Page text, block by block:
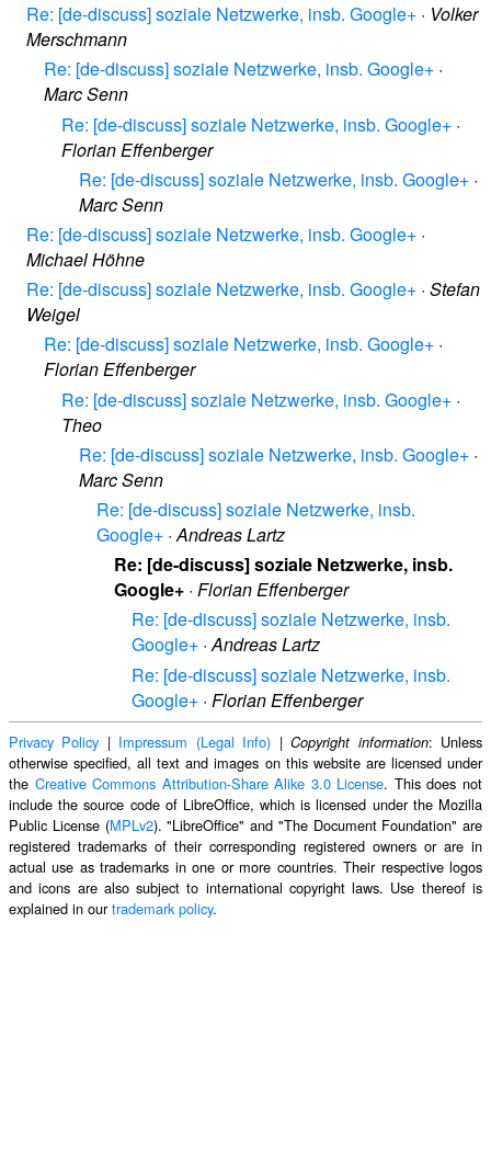
Re: [de-discuss] soziale Netzwerke, insb. Google+ · Volker
Merschmann
Re: [de-discuss] soziale Netzwerke, insb. Google+ ·
Marc Senn
Re: [de-discuss] soziale Netzwerke, insb. Google+ ·
Florian Effenberger
Re: [de-discuss] soziale Netzwerke, insb. Google+ ·
Marc Senn
Re: [de-discuss] soziale Netzwerke, insb. Google+ ·
Michael Höhne
Re: [de-discuss] soziale Netzwerke, insb. Google+ · Stefan
Weigel
Re: [de-discuss] soziale Netzwerke, insb. Google+ ·
Florian Effenberger
Re: [de-discuss] soziale Netzwerke, insb. Google+ ·
Theo
Re: [de-discuss] soziale Netzwerke, insb. Google+ ·
Marc Senn
Re: [de-discuss] soziale Netzwerke, insb.
Google+ ·Andreas Lartz
Re: [de-discuss] soziale Netzwerke, insb.
Google+ · Florian Effenberger
Re: [de-discuss] soziale Netzwerke, insb.
Google+ ·Andreas Lartz
Re: [de-discuss] soziale Netzwerke, insb.
Google+ · Florian Effenberger
Privacy Policy | Impressum (Legal Info) |Copyright information: Unless
otherwise specified, all text and images on this website are licensed under
the Creative Commons Attribution-Share Alike 3.0 License. This does not
include the source code of LibreOffice, which is licensed under the Mozilla
Public License (MPLv2). "LibreOffice" and "The Document Foundation" are
registered trademarks of their corresponding registered owners or are in
actual use as trademarks in one or more countries. Their respective logos
and icons are also subject to international copyright laws. Use thereof is
explained in ourtrademark policy.